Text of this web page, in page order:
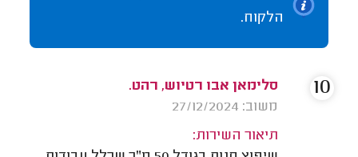
הלקוח.
סלימאן אבו רטיוש, רהט.
משוב: 27/12/2024
תיאור השירות:
10